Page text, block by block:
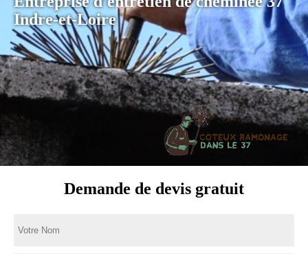
Indre-et-Loire
Demande de devis gratuit